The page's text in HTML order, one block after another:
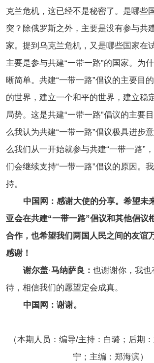
克兰危机，这已经不是秘密了。是哪些
突？除俄罗斯之外，主要是没有参与共
家。提到乌克兰危机，又是哪些国家在
主要是参与共建“一带一路”的国家。为
晰简单。共建“一带一路”倡议的主要目
的世界，建立一个和平的世界，建立稳
局势。这是共建“一带一路”倡议的主要
么我认为共建“一带一路”倡议极具进步
么我们从一开始就参与共建“一带一路”
们会继续支持“一带一路”倡议的原因。
持。
中国网：感谢大使的分享。希望未
亚会在共建“一带一路”倡议和其他倡议
合作，也希望我们两国人民之间的友谊
感谢！
谢尔盖·马纳萨良： 也谢谢你，我也
待，相信我们的愿望定会成真。
中国网：谢谢。
（本期人员：编导/主持：白璐；后期
宁；主编：郑海滨）